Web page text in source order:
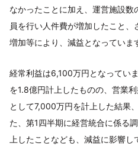
なかったことに加え、運営施設
員を行い人件費が増加したこと
増加等により、減益となっていま
経常利益は6,100万円となってい
を1.8億円計上したものの、営業
として7,000万円を計上した結果
た、第1四半期に経営統合に係る
上したことなども、減益に影響し